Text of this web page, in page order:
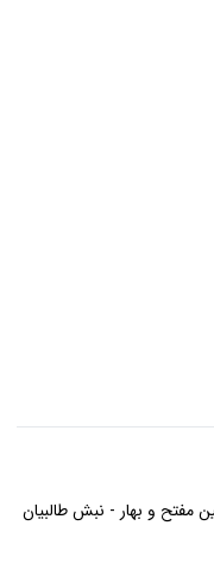
مفتح و بهار - نبش طالبیان